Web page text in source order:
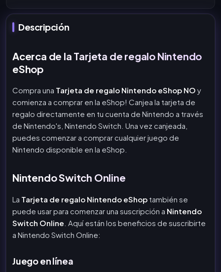
Descripción
Acerca de la Tarjeta de regalo Nintendo
eShop
Compra una Tarjeta de regalo Nintendo eShop NO y
comienza a comprar en la eShop! Canjea la tarjeta de
regalo directamente en tu cuenta de Nintendo a través
de Nintendo's, Nintendo Switch. Una vez canjeada,
puedes comenzar a comprar cualquier juego de
Nintendo disponible en la eShop.
Nintendo Switch Online
La Tarjeta de regalo Nintendo eShop también se
puede usar para comenzar una suscripción a Nintendo
Switch Online . Aquí están los beneficios de suscribirte
a Nintendo Switch Online:
Juego en línea